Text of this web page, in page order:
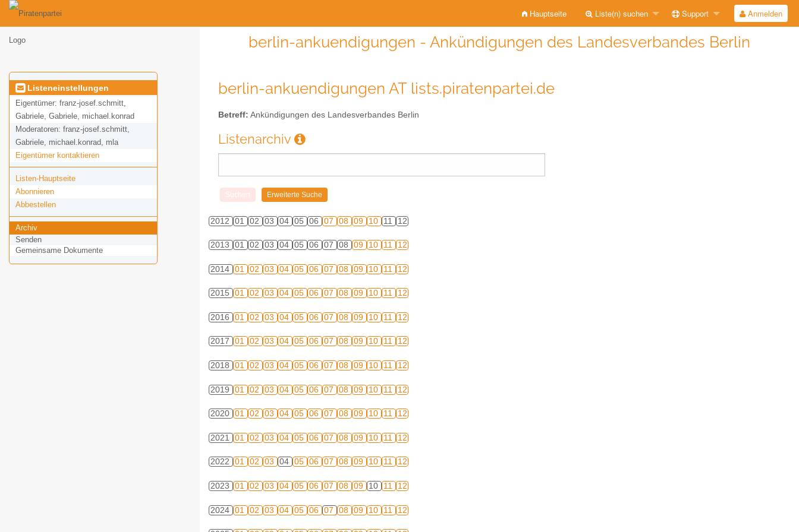
Hauptseite Liste(n) suchen Support Anmelden
berlin-ankuendigungen - Ankündigungen des Landesverbandes Berlin
Listeneinstellungen
Eigentümer: franz-josef.schmitt,
Gabriele, Gabriele, michael.konrad
Moderatoren: franz-josef.schmitt,
Gabriele, michael.konrad, mla
Eigentümer kontaktieren
Listen-Hauptseite
Abonnieren
Abbestellen
Archiv
Senden
Gemeinsame Dokumente
berlin-ankuendigungen AT lists.piratenpartei.de
Betreff: Ankündigungen des Landesverbandes Berlin
Listenarchiv
2012 01 02 03 04 05 06 07 08 09 10 11 12
2013 01 02 03 04 05 06 07 08 09 10 11 12
2014 01 02 03 04 05 06 07 08 09 10 11 12
2015 01 02 03 04 05 06 07 08 09 10 11 12
2016 01 02 03 04 05 06 07 08 09 10 11 12
2017 01 02 03 04 05 06 07 08 09 10 11 12
2018 01 02 03 04 05 06 07 08 09 10 11 12
2019 01 02 03 04 05 06 07 08 09 10 11 12
2020 01 02 03 04 05 06 07 08 09 10 11 12
2021 01 02 03 04 05 06 07 08 09 10 11 12
2022 01 02 03 04 05 06 07 08 09 10 11 12
2023 01 02 03 04 05 06 07 08 09 10 11 12
2024 01 02 03 04 05 06 07 08 09 10 11 12